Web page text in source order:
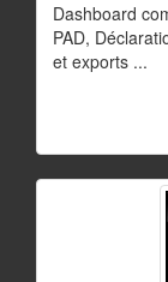
Dashboard
PAD,
et exports ...